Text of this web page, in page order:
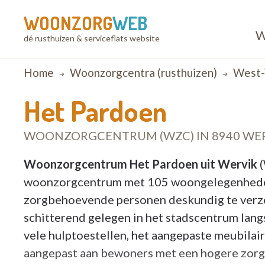
WOONZORGWEB
dé rusthuizen & serviceflats website
Breadcrumb
Home Woonzorgcentra (rusthuizen)
Het Pardoen
WOONZORGCENTRUM (WZC) IN 8940
Woonzorgcentrum Het Pardoen uit Wervik
woonzorgcentrum met 105
zorgbehoevende personen deskundig te
schitterend gelegen in het stadscentrum
vele hulptoestellen, het aangepaste
aangepast aan bewoners met een hogere